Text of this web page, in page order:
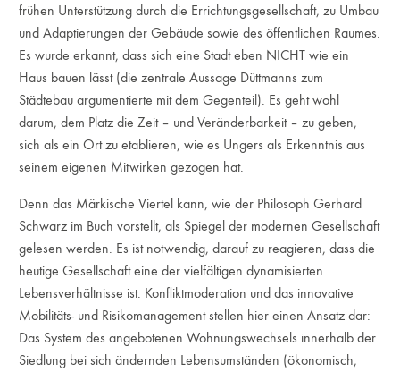
frühen Unterstützung durch die Errichtungsgesellschaft, zu Umbau
und Adaptierungen der Gebäude sowie des öffentlichen Raumes.
Es wurde erkannt, dass sich eine Stadt eben NICHT wie ein
Haus bauen lässt (die zentrale Aussage Düttmanns zum
Städtebau argumentierte mit dem Gegenteil). Es geht wohl
darum, dem Platz die Zeit – und Veränderbarkeit – zu geben,
sich als ein Ort zu etablieren, wie es Ungers als Erkenntnis aus
seinem eigenen Mitwirken gezogen hat.
Denn das Märkische Viertel kann, wie der Philosoph Gerhard
Schwarz im Buch vorstellt, als Spiegel der modernen Gesellschaft
gelesen werden. Es ist notwendig, darauf zu reagieren, dass die
heutige Gesellschaft eine der vielfältigen dynamisierten
Lebensverhältnisse ist. Konfliktmoderation und das innovative
Mobilitäts- und Risikomanagement stellen hier einen Ansatz dar:
Das System des angebotenen Wohnungswechsels innerhalb der
Siedlung bei sich ändernden Lebensumständen (ökonomisch,